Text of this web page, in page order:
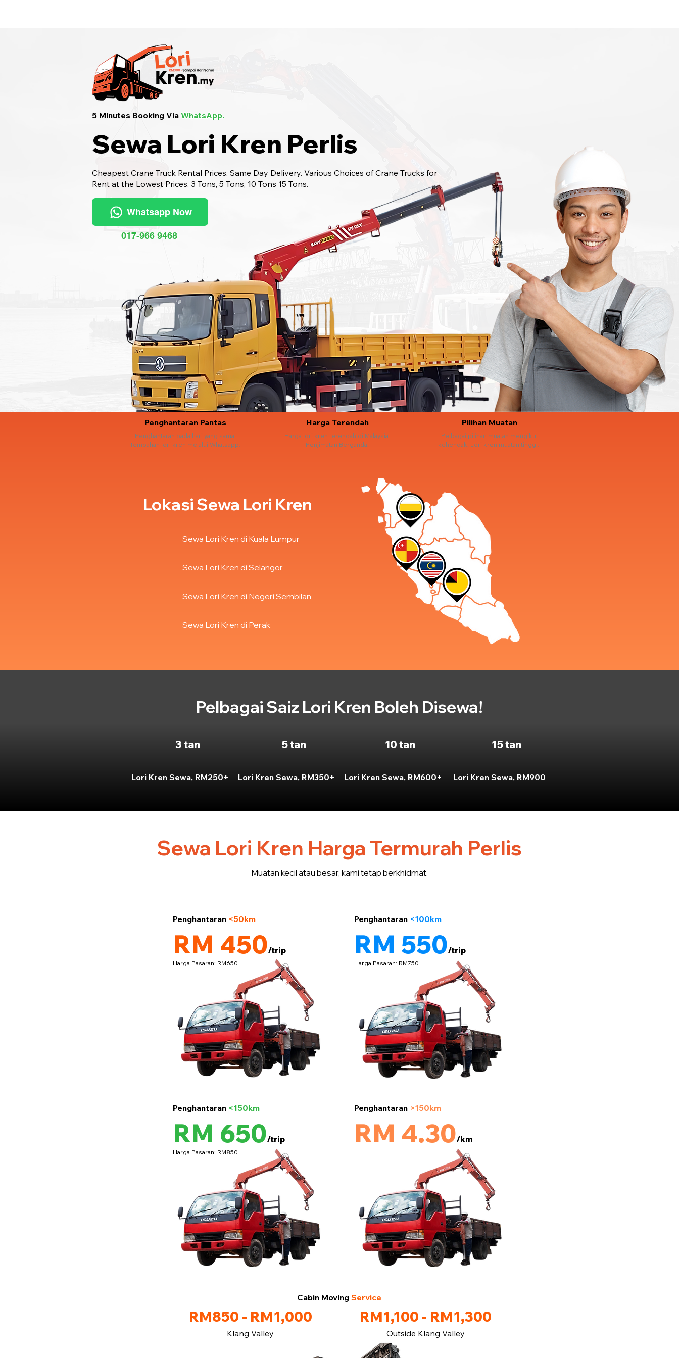
5 Minutes Booking Via WhatsApp.
Sewa Lori Kren Perlis
Cheapest Crane Truck Rental Prices. Same Day Delivery. Various Choices of Crane Trucks for
Rent at the Lowest Prices. 3 Tons, 5 Tons, 10 Tons 15 Tons.
Whatsapp Now
017-966 9468
Penghantaran Pantas
Penghantaran pada hari yang sama.
Tempahan lori kren melalui Whatsapp.
Harga Terendah
Harga lori kren terendah di Malaysia.
Penjimatan Berganda.
Pilihan Muatan
Pelbagai pilihan muatan mengikut
kehendak. Lori kren muatan tinggi.
Lokasi Sewa Lori Kren
Sewa Lori Kren di Kuala Lumpur
Sewa Lori Kren di Selangor
Sewa Lori Kren di Negeri Sembilan
Sewa Lori Kren di Perak
Pelbagai Saiz Lori Kren Boleh Disewa!
3 tan
Lori Kren Sewa, RM250+
5 tan
Lori Kren Sewa, RM350+
10 tan
Lori Kren Sewa, RM600+
15 tan
Lori Kren Sewa, RM900
Sewa Lori Kren Harga Termurah Perlis
Muatan kecil atau besar, kami tetap berkhidmat.
RM 450/trip
Penghantaran <50km
Harga Pasaran: RM650
RM 650/trip
Penghantaran <150km
Harga Pasaran: RM850
RM 550/trip
Penghantaran <100km
Harga Pasaran: RM750
RM 4.30/km
Penghantaran >150km
Cabin Moving Service
RM850 - RM1,000
Klang Valley
RM1,100 - RM1,300
Outside Klang Valley